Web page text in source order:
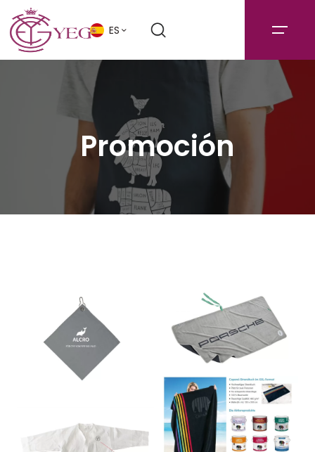
ES
Promoción